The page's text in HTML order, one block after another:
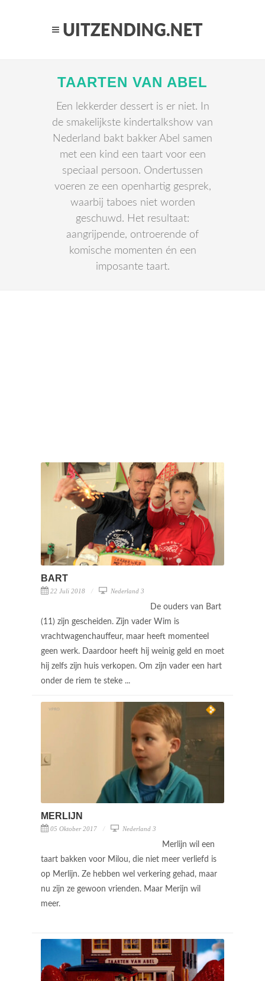
TAARTEN VAN ABEL
Een lekkerder dessert is er niet. In
de smakelijkste kindertalkshow van
Nederland bakt bakker Abel samen
met een kind een taart voor een
speciaal persoon. Ondertussen
voeren ze een openhartig gesprek,
waarbij taboes niet worden
geschuwd. Het resultaat:
aangrijpende, ontroerende of
komische momenten én een
imposante taart.
BART
22 Juli 2018 Nederland 3
De ouders van Bart
(11) zijn gescheiden. Zijn vader Wim is
vrachtwagenchauffeur, maar heeft momenteel
geen werk. Daardoor heeft hij weinig geld en moet
hij zelfs zijn huis verkopen. Om zijn vader een hart
onder de riem te steke ...
MERLIJN
05 Oktober 2017 Nederland 3
Merlijn wil een
taart bakken voor Milou, die niet meer verliefd is
op Merlijn. Ze hebben wel verkering gehad, maar
nu zijn ze gewoon vrienden. Maar Merijn wil
meer.